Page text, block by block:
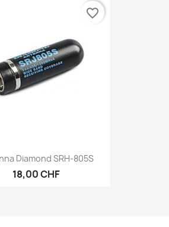
Diamond SRH-805S
18,00 CHF
favorite_border